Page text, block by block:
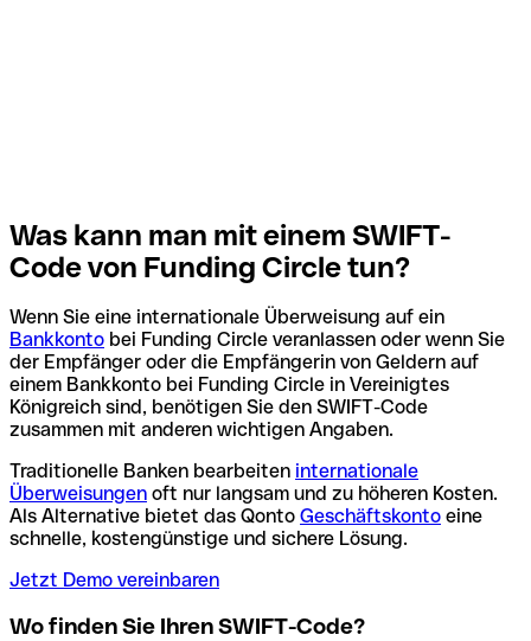
Was kann man mit einem SWIFT-
Code von Funding Circle tun?
Wenn Sie eine internationale Überweisung auf ein
Bankkonto bei Funding Circle veranlassen oder wenn Sie
der Empfänger oder die Empfängerin von Geldern auf
einem Bankkonto bei Funding Circle in Vereinigtes
Königreich sind, benötigen Sie den SWIFT-Code
zusammen mit anderen wichtigen Angaben.
Traditionelle Banken bearbeiten internationale
Überweisungen oft nur langsam und zu höheren Kosten.
Als Alternative bietet das Qonto Geschäftskonto eine
schnelle, kostengünstige und sichere Lösung.
Jetzt Demo vereinbaren
Wo finden Sie Ihren SWIFT-Code?